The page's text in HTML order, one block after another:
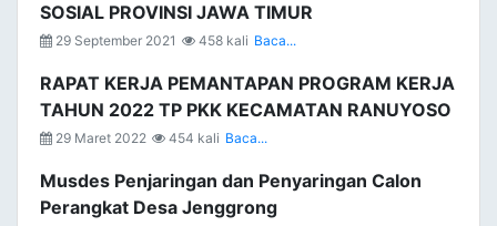
SOSIAL PROVINSI JAWA TIMUR
29 September 2021 458 kali Baca...
RAPAT KERJA PEMANTAPAN PROGRAM KERJA
TAHUN 2022 TP PKK KECAMATAN RANUYOSO
29 Maret 2022 454 kali Baca...
Musdes Penjaringan dan Penyaringan Calon
Perangkat Desa Jenggrong